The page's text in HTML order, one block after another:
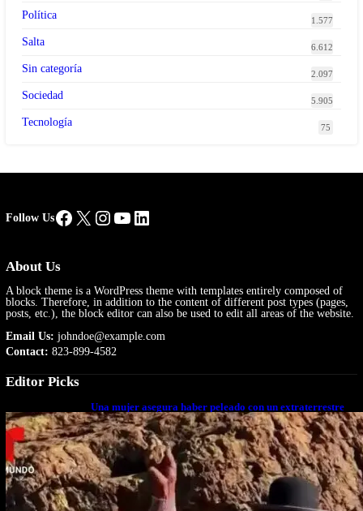
Política 1.577
Salta 6.612
Sin categoría 2.097
Sociedad 5.905
Tecnología 75
Follow UsFacebook
X Instagram
YouTube
LinkedIn
About Us
A block theme is a WordPress theme with templates entirely composed of
blocks. Therefore, in addition to the content of different post types (pages,
posts, etc.), the block editor can also be used to edit all areas of the website.
Email Us: johndoe@example.com
Contact: 823-899-4582
Editor Picks
Una mujer asegura haber peleado con un extraterrestre
cuerpo a cuerpo